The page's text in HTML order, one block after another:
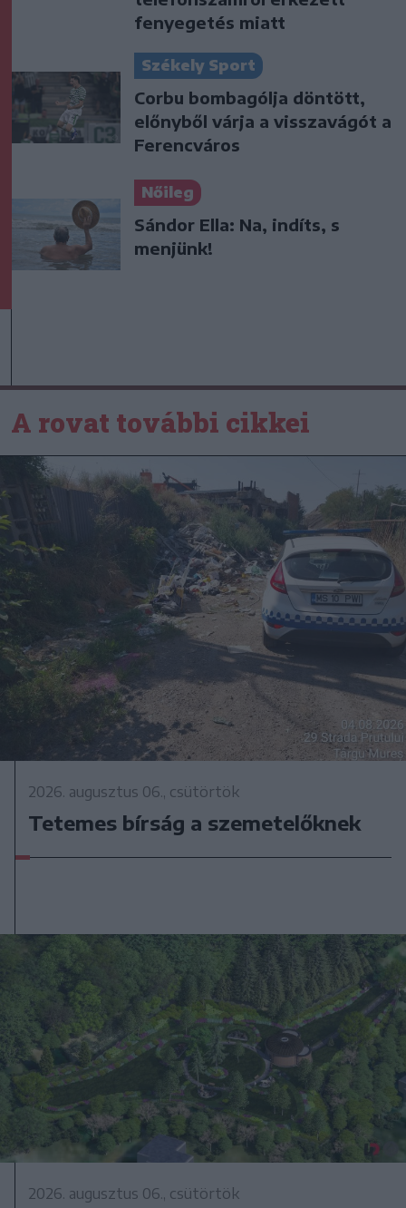
fenyegetés miatt
Székely Sport
Corbu bombagólja döntött,
előnyből várja a visszavágót a
Ferencváros
Nőileg
Sándor Ella: Na, indíts, s
menjünk!
A rovat további cikkei
2026. augusztus 06., csütörtök
Tetemes bírság a szemetelőknek
2026. augusztus 06., csütörtök